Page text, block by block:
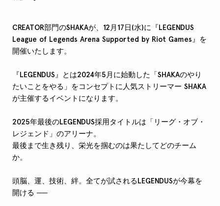
CREATOR部門のSHAKAが、12月17日(水)に『LEGENDUS
League of Legends Arena Supported by Riot Games』を
開催いたします。
『LEGENDUS』とは2024年5月に始動した「SHAKAのやり
たいことをやる」をコンセプトに人気ストリーマー SHAKA
が主催するイベントになります。
2025年最後のLEGENDUS採用タイトルは「リーグ・オブ・
レジェンド」のアリーナ。
最後まで生き残り、栄光を掴むのは果たしてどのチーム
か。
頭脳、運、技術、絆。全てが試されるLEGENDUSが今幕を
開ける ──